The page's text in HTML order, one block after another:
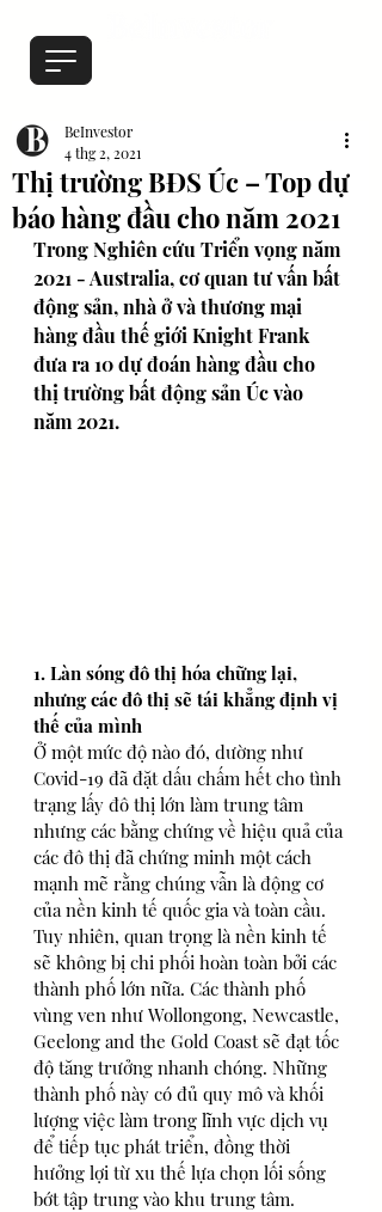
Thị trường BĐS Úc – Top dự
báo hàng đầu cho năm 2021
BeInvestor
4 thg 2, 2021
Trong Nghiên cứu Triển vọng năm
2021 - Australia, cơ quan tư vấn bất
động sản, nhà ở và thương mại
hàng đầu thế giới Knight Frank
đưa ra 10 dự đoán hàng đầu cho
thị trường bất động sản Úc vào
năm 2021.
1. Làn sóng đô thị hóa chững lại,
nhưng các đô thị sẽ tái khẳng định vị
thế của mình
Ở một mức độ nào đó, dường như
Covid-19 đã đặt dấu chấm hết cho tình
trạng lấy đô thị lớn làm trung tâm
nhưng các bằng chứng về hiệu quả của
các đô thị đã chứng minh một cách
mạnh mẽ rằng chúng vẫn là động cơ
của nền kinh tế quốc gia và toàn cầu.
Tuy nhiên, quan trọng là nền kinh tế
sẽ không bị chi phối hoàn toàn bởi các
thành phố lớn nữa. Các thành phố
vùng ven như Wollongong, Newcastle,
Geelong and the Gold Coast sẽ đạt tốc
độ tăng trưởng nhanh chóng. Những
thành phố này có đủ quy mô và khối
lượng việc làm trong lĩnh vực dịch vụ
để tiếp tục phát triển, đồng thời
hưởng lợi từ xu thế lựa chọn lối sống
bớt tập trung vào khu trung tâm.